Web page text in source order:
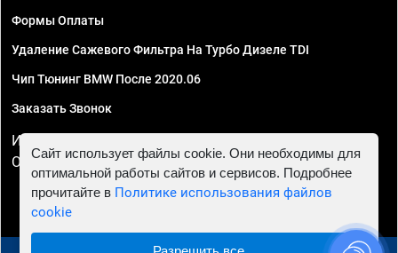
Формы Оплаты
Удаление Сажевого Фильтра На Турбо Дизеле TDI
Чип Тюнинг BMW После 2020.06
Заказать Звонок
ИП Смирнов Георгий Павлович. ИНН 781302555843,
ОГРНИП 324470400032610
Сайт использует файлы cookie. Они необходимы для
оптимальной работы сайтов и сервисов. Подробнее
прочитайте в Политике использования файлов
cookie